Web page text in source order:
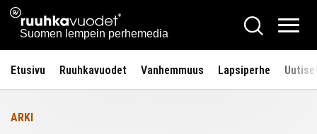
Siirry
sisältöön
Ruuhkavuodet.fi
Suomen lempein perhemedia
Hae
Etusivu Ruuhkavuodet Vanhemmuus Lapsiperhe
Etusivulle
ARKI